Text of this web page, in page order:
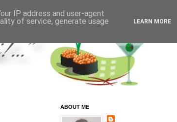
ABOUT ME
IP address and user-agent
of service, generate usage
LEARN MORE